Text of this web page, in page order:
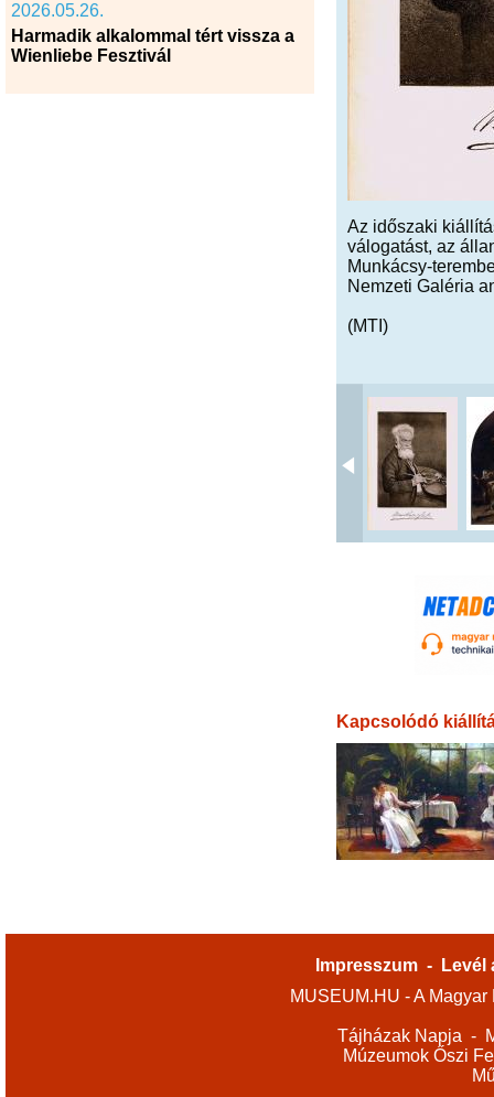
2026.05.26.
Harmadik alkalommal tért vissza a
Wienliebe Fesztivál
Az időszaki
válogatást, az
Munkácsy-
Nemzeti Galéria
(MTI)
Kapcsolódó
Impresszum -
Levél
MUSEUM.HU - A
Tájházak Napja -
Múzeumok Őszi